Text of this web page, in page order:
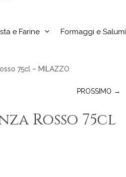
e Farine Formaggi e Salumi
75cl – MILAZZO
PROSSIMO →
Rosso 75cl